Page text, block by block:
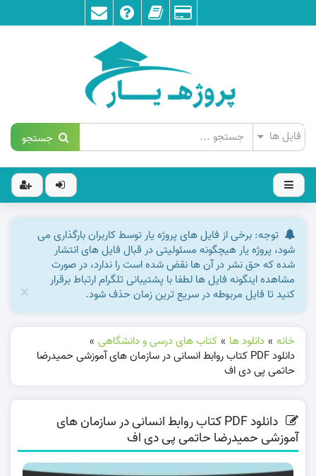
جستجو
توجه: برخی از فایل های پروژه یار توسط کاربران بارگذاری می
شود، پروژه یار هیچگونه مسئولیتی در قبال فایل های انتشار
شده که حق نشر در آن ها نقض شده است را ندارد، در صورت
مشاهده اینگونه فایل ها لطفا با پشتیبانی تلگرام ارتباط برقرار
کنید تا فایل مربوطه در سریع ترین زمان حذف شود.
×
خانه » دانلود ها » کتاب های درسی و دانشگاهی »
دانلود PDF کتاب روابط انسانی در سازمان های آموزشی حمیدرضا
حاتمی پی دی اف
دانلود PDF کتاب روابط انسانی در سازمان های
آموزشی حمیدرضا حاتمی پی دی اف